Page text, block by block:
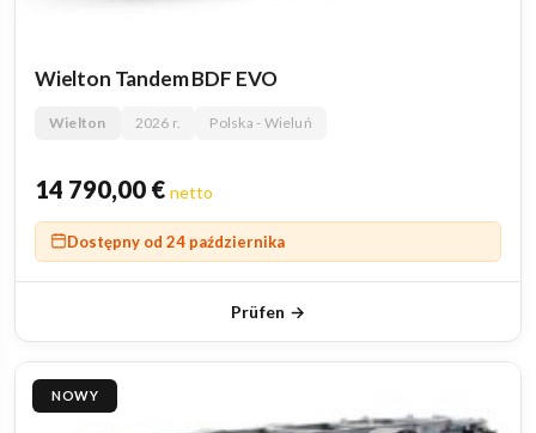
Wielton Tandem BDF EVO
Wielton 2026 r. Polska - Wieluń
14 790,00 € netto
Dostępny od 24 października
Prüfen →
NOWY